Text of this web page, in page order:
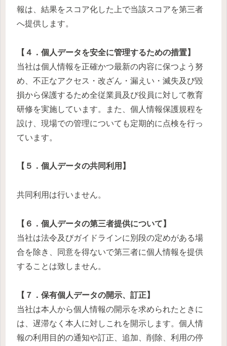
報は、結果をスコア化した上で当該スコアを第三者
へ提供します。
【４．個人データを安全に管理するための措置】
当社は個人情報を正確かつ最新の内容に保つよう努
め、不正なアクセス・改ざん・漏えい・滅失及び毀
損から保護するため全従業員及び役員に対して教育
研修を実施しています。また、個人情報保護規程を
設け、現場での管理についても定期的に点検を行っ
ています。
【５．個人データの共同利用】
共同利用は行いません。
【６．個人データの第三者提供について】
当社は法令及びガイドラインに別段の定めがある場
合を除き、同意を得ないで第三者に個人情報を提供
することは致しません。
【７．保有個人データの開示、訂正】
当社は本人から個人情報の開示を求められたときに
は、遅滞なく本人に対しこれを開示します。個人情
報の利用目的の通知や訂正、追加、削除、利用の停